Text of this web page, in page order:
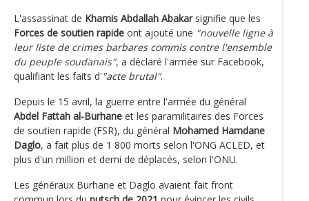
L'assassinat de Khamis Abdallah Abakarsignifie que les
Forces de soutien rapide ont ajouté une "nouvelle ligne à
leur liste de crimes barbares commis contre l'ensemble
du peuple soudanais", a déclaré l'armée sur Facebook,
qualifiant les faits d' "acte brutal".
Depuis le 15 avril, la guerre entre l'armée du général
Abdel Fattah al-Burhane et les paramilitaires des Forces
de soutien rapide (FSR), du général Mohamed Hamdane
Daglo, a fait plus de 1 800 morts selon l'ONG ACLED, et
plus d'un million et demi de déplacés, selon l'ONU.
Les généraux Burhane et Daglo avaient fait front